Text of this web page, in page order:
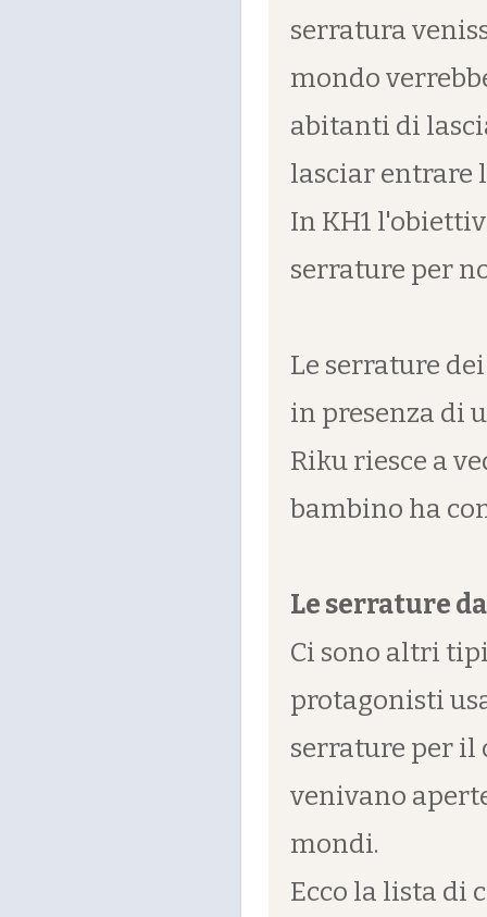
serratura
mondo
abitanti di
lasciar entrare
In KH1
serrature per
Le serrature
in presenza di
Riku riesce a
bambino ha
Le serrature
Ci sono altri
protagonisti
serrature per il
venivano
mondi.
Ecco la lista di